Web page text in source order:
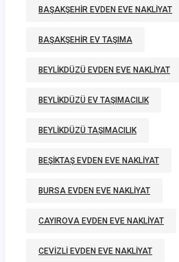
BAŞAKŞEHIR EVDEN EVE NAKLIYAT
BAŞAKŞEHIR EV TAŞIMA
BEYLIKDÜZÜ EVDEN EVE NAKLIYAT
BEYLIKDÜZÜ EV TAŞIMACILIK
BEYLIKDÜZÜ TAŞIMACILIK
BEŞIKTAŞ EVDEN EVE NAKLIYAT
BURSA EVDEN EVE NAKLIYAT
CAYIROVA EVDEN EVE NAKLIYAT
CEVIZLI EVDEN EVE NAKLIYAT